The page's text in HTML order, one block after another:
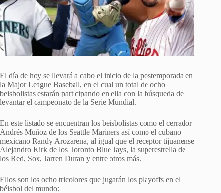
El día de hoy se llevará a cabo el inicio de la postemporada en
la Major League Baseball, en el cual un total de ocho
beisbolistas estarán participando en ella con la búsqueda de
levantar el campeonato de la Serie Mundial.
En este listado se encuentran los beisbolistas como el cerrador
Andrés Muñoz de los Seattle Mariners así como el cubano
mexicano Randy Arozarena, al igual que el receptor tijuanense
Alejandro Kirk de los Toronto Blue Jays, la superestrella de
los Red, Sox, Jarren Duran y entre otros más.
Ellos son los ocho tricolores que jugarán los playoffs en el
béisbol del mundo: